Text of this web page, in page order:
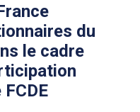
du
le cadre